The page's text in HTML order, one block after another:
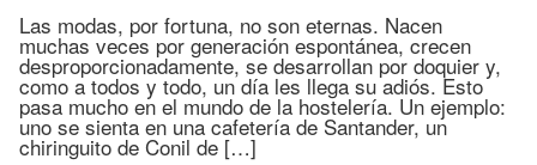
Las modas, por fortuna, no son eternas. Nacen
muchas veces por generación espontánea, crecen
desproporcionadamente, se desarrollan por doquier y,
como a todos y todo, un día les llega su adiós. Esto
pasa mucho en el mundo de la hostelería. Un ejemplo:
uno se sienta en una cafetería de Santander, un
chiringuito de Conil de […]